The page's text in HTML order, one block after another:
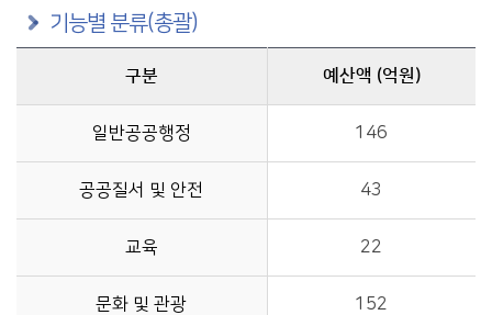
기능별 분류(총괄)
구분 예산액 (억원)
일반공공행정 146
공공질서 및 안전 43
교육 22
문화 및 관광 152